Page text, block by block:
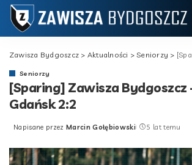
Zawisza Bydgoszcz > Aktualności >Seniorzy >
Seniorzy
[Sparing] Zawisza Bydgoszcz
Gdańsk 2:2
Posted
Napisane przez Marcin Gołębiowski 5 lat temu